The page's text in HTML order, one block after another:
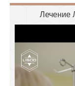
Лечение